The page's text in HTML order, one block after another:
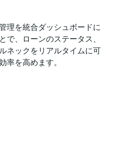
理を統合ダッシュボードに
で、ローンのステータス、
ネックをリアルタイムに可
率を高めます。